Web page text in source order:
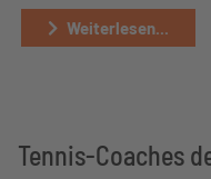
Weiterlesen...
Tennis-Coaches